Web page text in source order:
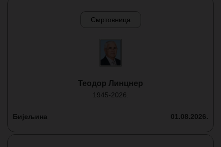
Смртовница
Теодор Линцнер
1945-2026.
Бијељина 01.08.2026.